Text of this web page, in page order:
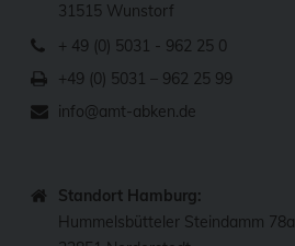
31515 Wunstorf
+ 49 (0) 5031 - 962 25 0
+49 (0) 5031 – 962 25 99
info@amt-abken.de
Standort Hamburg:
Hummelsbütteler Steindamm 78a